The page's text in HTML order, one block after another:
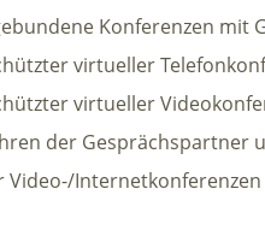
Konferenzen mit
virtueller
virtueller
der Gesprächspartner
Video-/Internetkonferenzen